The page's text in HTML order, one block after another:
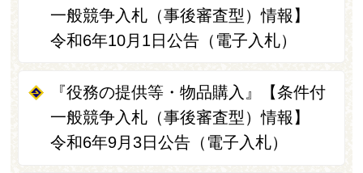
一般競争入札（事後審査型）情報】
令和6年10月1日公告（電子入札）
『役務の提供等・物品購入』【条件付
一般競争入札（事後審査型）情報】
令和6年9月3日公告（電子入札）